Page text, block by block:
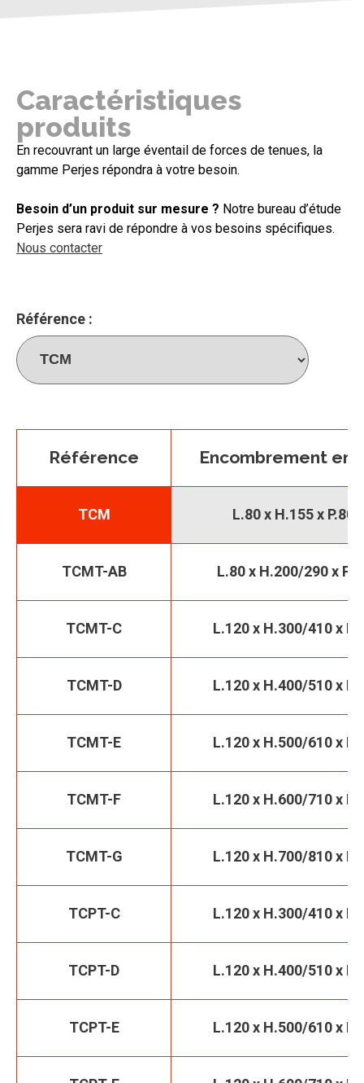
Caractéristiques
produits
En recouvrant un large éventail de forces de tenues, la
gamme Perjes répondra à votre besoin.
Besoin d’un produit sur mesure ? Notre bureau d’étude
Perjes sera ravi de répondre à vos besoins spécifiques.
Nous contacter
Référence :
Référence Encombrement en
TCM L.80 x H.155 x P.80
TCMT-AB L.80 x H.200/290 x
TCMT-C L.120 x H.300/410 x
TCMT-D L.120 x H.400/510 x
TCMT-E L.120 x H.500/610 x
TCMT-F L.120 x H.600/710 x
TCMT-G L.120 x H.700/810 x
TCPT-C L.120 x H.300/410 x
TCPT-D L.120 x H.400/510 x
TCPT-E L.120 x H.500/610 x